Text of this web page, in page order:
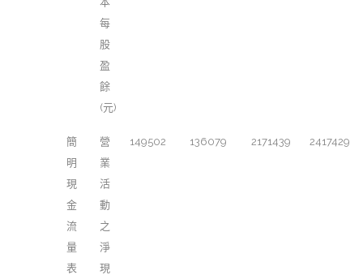
每
股
盈
餘
(元)
簡
明
現
金
流
量
表
營
業
活
動
之
淨
現
149502 136079 2171439 2417429